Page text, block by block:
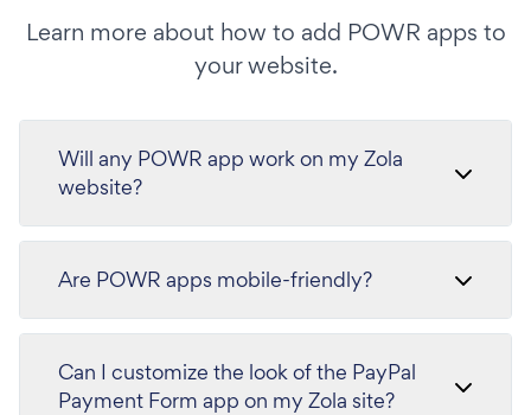
Learn more about how to add POWR apps to
your website.
Will any POWR app work on my Zola
website?
Are POWR apps mobile-friendly?
Can I customize the look of the PayPal
Payment Form app on my Zola site?